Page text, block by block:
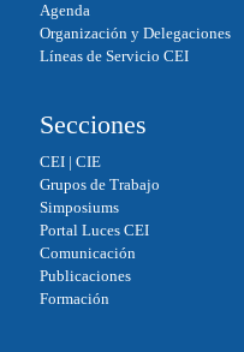
Agenda
Organización y Delegaciones
Líneas de Servicio CEI
Secciones
CEI| CIE
Grupos de Trabajo
Simposiums
Portal Luces CEI
Comunicación
Publicaciones
Formación